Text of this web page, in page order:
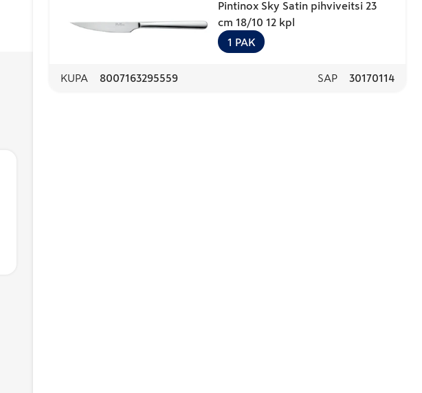
Pintinox Sky Satin pihviveitsi 23
cm 18/10 12 kpl
1 PAK
KUPA 8007163295559 SAP 30170114